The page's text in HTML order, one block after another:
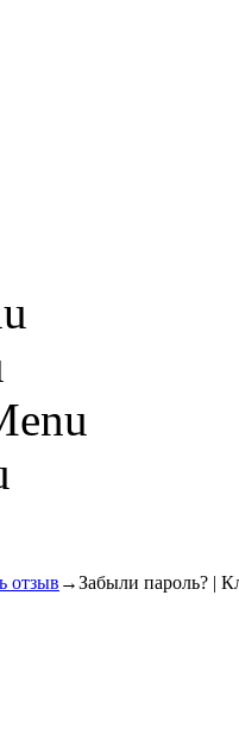
отзыв →Забыли пароль? |